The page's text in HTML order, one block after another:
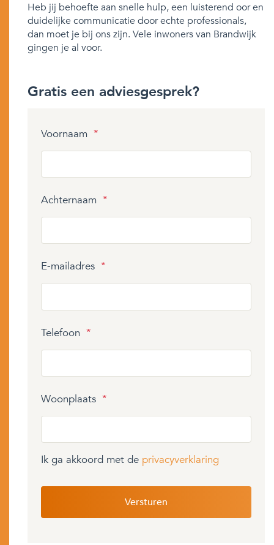
Heb jij behoefte aan snelle hulp, een luisterend oor en
duidelijke communicatie door echte professionals,
dan moet je bij ons zijn. Vele inwoners van Brandwijk
gingen je al voor.
Gratis een adviesgesprek?
Voornaam *
Achternaam *
E-mailadres *
Telefoon *
Woonplaats *
Ik ga akkoord met de privacyverklaring